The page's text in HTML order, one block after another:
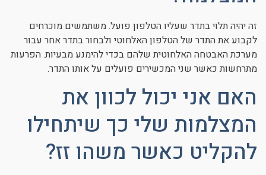
זה יהיה תלוי בתדר שעליו הטלפון פועל. משתמשים מוכרחים
לקבוע את התדר של הטלפון האלחוטי ולבחור בתדר אחר עבור
מערכת האבטחה האלחוטית שלהם בכדי להימנע מבעיות. הפרעות
מתרחשות כאשר שני המכשירים פועלים על אותו התדר.
האם אני יכול לכוון את
המצלמות שלי כך שיתחילו
להקליט כאשר משהו זז?